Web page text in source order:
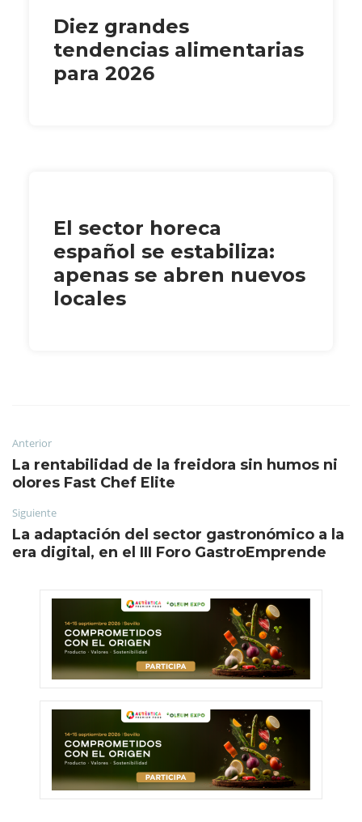
Diez grandes
tendencias alimentarias
para 2026
El sector horeca
español se estabiliza:
apenas se abren nuevos
locales
Anterior
La rentabilidad de la freidora sin humos ni
olores Fast Chef Elite
Siguiente
La adaptación del sector gastronómico a la
era digital, en el III Foro GastroEmprende